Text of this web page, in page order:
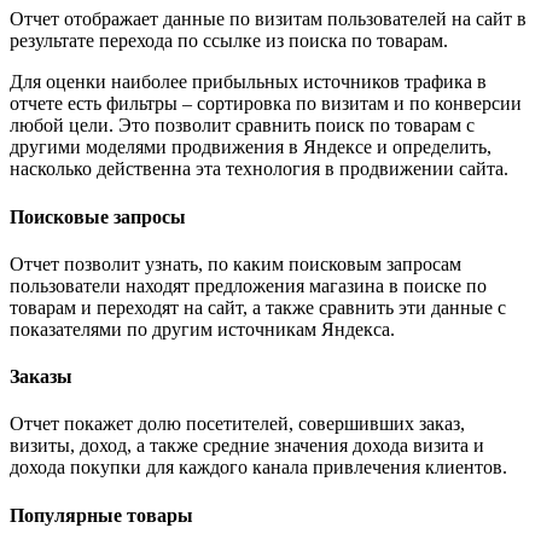
Отчет отображает данные по визитам пользователей на сайт в
результате перехода по ссылке из поиска по товарам.
Для оценки наиболее прибыльных источников трафика в
отчете есть фильтры – сортировка по визитам и по конверсии
любой цели. Это позволит сравнить поиск по товарам с
другими моделями продвижения в Яндексе и определить,
насколько действенна эта технология в продвижении сайта.
Поисковые запросы
Отчет позволит узнать, по каким поисковым запросам
пользователи находят предложения магазина в поиске по
товарам и переходят на сайт, а также сравнить эти данные с
показателями по другим источникам Яндекса.
Заказы
Отчет покажет долю посетителей, совершивших заказ,
визиты, доход, а также средние значения дохода визита и
дохода покупки для каждого канала привлечения клиентов.
Популярные товары